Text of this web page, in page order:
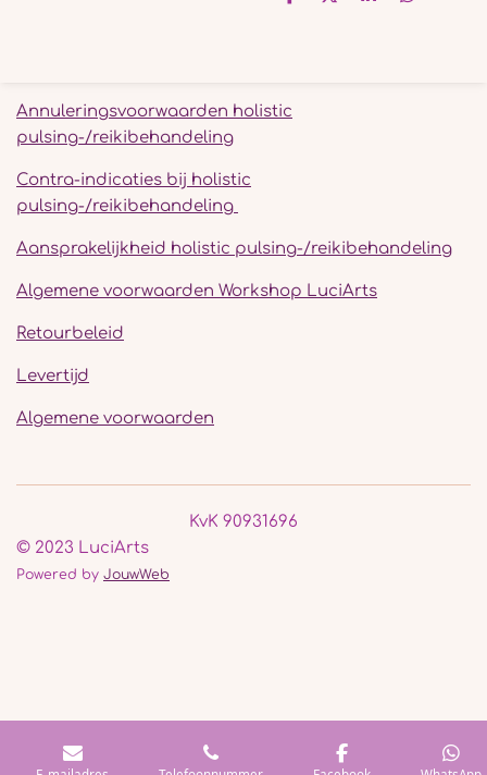
Annuleringsvoorwaarden holistic
pulsing-/reikibehandeling
Contra-indicaties bij holistic
pulsing-/reikibehandeling
Aansprakelijkheid holistic pulsing-/reikibehandeling
Algemene voorwaarden Workshop LuciArts
Retourbeleid
Levertijd
Algemene voorwaarden
KvK 90931696
© 2023 LuciArts
Powered by JouwWeb